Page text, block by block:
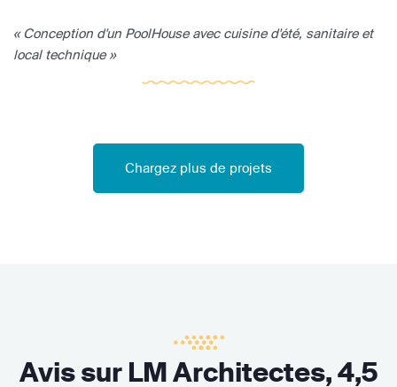
« Conception d'un PoolHouse avec cuisine d'été, sanitaire et
local technique »
Chargez plus de projets
Avis sur LM Architectes,4,5